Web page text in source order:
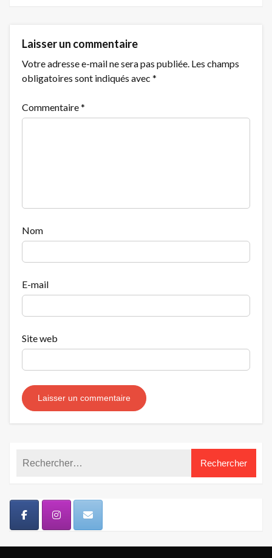
Laisser un commentaire
Votre adresse e-mail ne sera pas publiée. Les champs
obligatoires sont indiqués avec *
Commentaire*
Nom
E-mail
Site web